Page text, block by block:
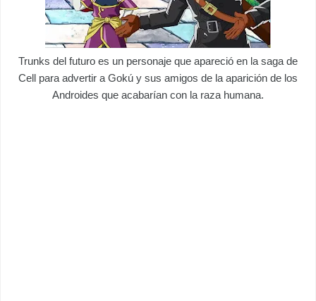
Trunks del futuro es un personaje que apareció en la saga de
Cell para advertir a Gokú y sus amigos de la aparición de los
Androides que acabarían con la raza humana.